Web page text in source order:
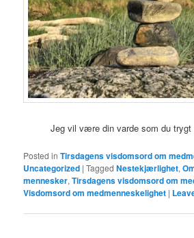
Jeg vil være din varde som du trygt
Posted in Tirsdagens visdomsord om
Uncategorized |Tagged Nestekjærlighet,
mennesker,Tirsdagens visdomsord om
Visdomsord om medmenneskelighet |